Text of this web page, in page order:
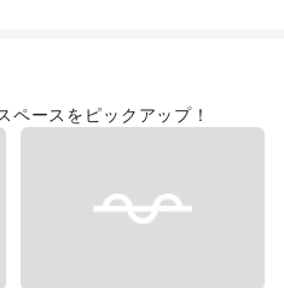
ペースをピックアップ！